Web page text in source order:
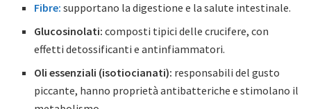
Fibre: supportano la digestione e la salute intestinale.
Glucosinolati: composti tipici delle crucifere, con
effetti detossificanti e antinfiammatori.
Oli essenziali (isotiocianati): responsabili del gusto
piccante, hanno proprietà antibatteriche e stimolano il